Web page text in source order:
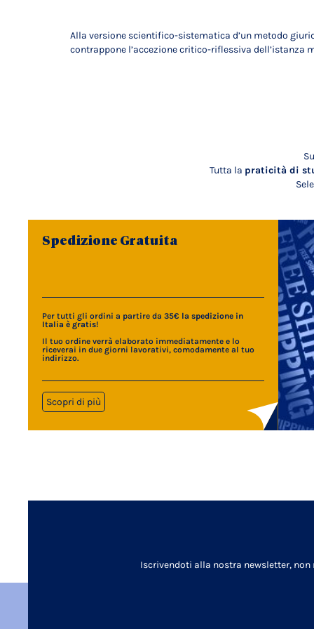
Alla versione scientifico-sistematica d’un metodo
contrappone l’accezione critico-riflessiva dell’istanza
Tutta la praticità di
Spedizione Gratuita
Per tutti gli ordini a partire da 35€ la spedizione in
Italia è gratis!
Il tuo ordine verrà elaborato immediatamente e lo
riceverai in due giorni lavorativi, comodamente al tuo
indirizzo.
Scopri di più
Iscrivendoti alla nostra newsletter,